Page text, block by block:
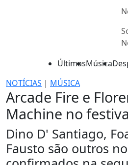
ÚltimasMúsica
NOTÍCIAS | MÚSICA
Arcade Fire e
Machine no
Dino D' Santiago,
Fausto são outros